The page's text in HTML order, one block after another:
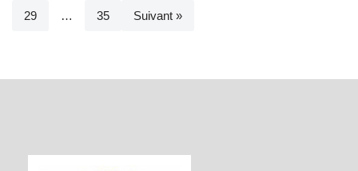
29 … 35 Suivant »